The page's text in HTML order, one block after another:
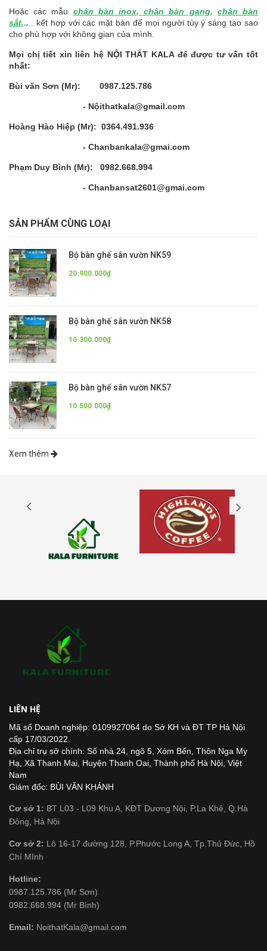
Hoặc các mẫu chân bàn inox, chân bàn gang, chân bàn
sắt,.. .. kết hợp với các mặt bàn để mọi người tùy ý sáng tạo sao
cho phù hợp với không gian của mình.
Mọi chị tiết xin liên hệ NỘI THẤT KALA để được tư vấn tốt
nhất:
Bùi văn Sơn (Mr): 0987.125.786
- Nộithatkala@gmail.com
Hoàng Hào Hiệp (Mr): 0364.491.936
- Chanbankala@gmai.com
Phạm Duy Bình (Mr): 0982.668.994
- Chanbansat2601@gmai.com
SẢN PHẨM CÙNG LOẠI
Bộ bàn ghế sân vườn NK59
20.900.000₫
Bộ bàn ghế sân vườn NK58
10.300.000₫
Bộ bàn ghế sân vườn NK57
10.500.000₫
Xem thêm
LIÊN HỆ
Mã số Doanh nghiệp: 0109927064 do Sở KH và ĐT TP Hà Nội
cấp 17/03/2022.
Địa chỉ trụ sở chính: Số nhà 24, ngõ 5, Xóm Bến, Thôn Nga My
Hạ, Xã Thanh Mai, Huyện Thanh Oai, Thành phố Hà Nội, Việt
Nam
Giám đốc: BÙI VĂN KHÁNH
Cơ sở 1: BT L03 - L09 Khu A, KĐT Dương Nội, P.La Khê, Q.Hà
Đông, Hà Nội
Cơ sở 2: Lô 16-17 đường 128, P.Phước Long A, Tp.Thủ Đức, Hồ
Chí MInh
Hotline:
0987.125.786 (Mr Sơn)
0982.668.994 (Mr Bình)
Email: NoithatKala@gmail.com